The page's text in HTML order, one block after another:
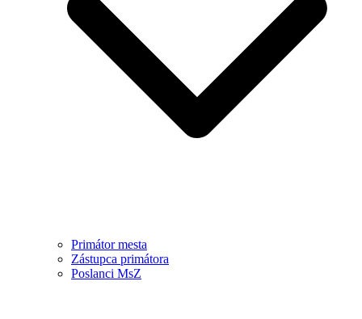
Primátor mesta
Zástupca primátora
Poslanci MsZ